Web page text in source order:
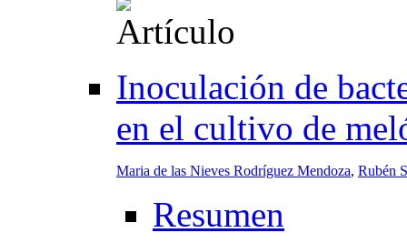
Inoculación de
en el cultivo de
Maria de las Nieves Rodríguez Mendoza, Rubén
Resumen